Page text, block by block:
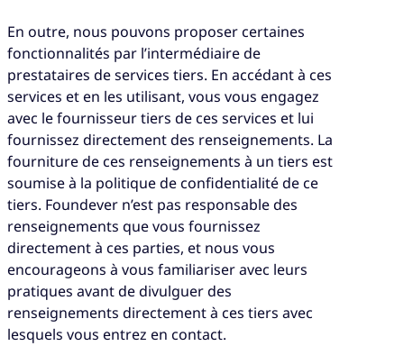
En outre, nous pouvons proposer certaines
fonctionnalités par l’intermédiaire de
prestataires de services tiers. En accédant à ces
services et en les utilisant, vous vous engagez
avec le fournisseur tiers de ces services et lui
fournissez directement des renseignements. La
fourniture de ces renseignements à un tiers est
soumise à la politique de confidentialité de ce
tiers. Foundever n’est pas responsable des
renseignements que vous fournissez
directement à ces parties, et nous vous
encourageons à vous familiariser avec leurs
pratiques avant de divulguer des
renseignements directement à ces tiers avec
lesquels vous entrez en contact.